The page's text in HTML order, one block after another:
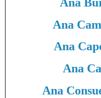
Ana
Ana
Ana
Ana